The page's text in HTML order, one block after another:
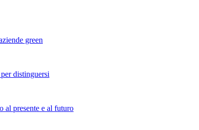
green
distinguersi
al presente e al futuro